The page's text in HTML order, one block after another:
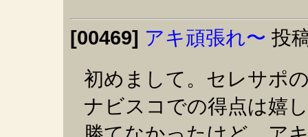
[00469] アキ頑張れ〜 投
初めまして。セレサポ
ナビスコでの得点は嬉